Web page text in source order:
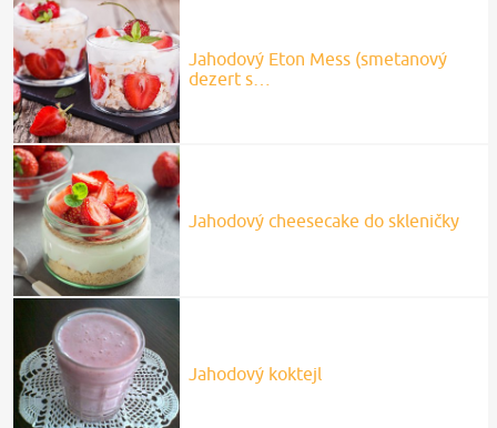
Jahodový Eton Mess (smetanový
dezert s…
Jahodový cheesecake do skleničky
Jahodový koktejl